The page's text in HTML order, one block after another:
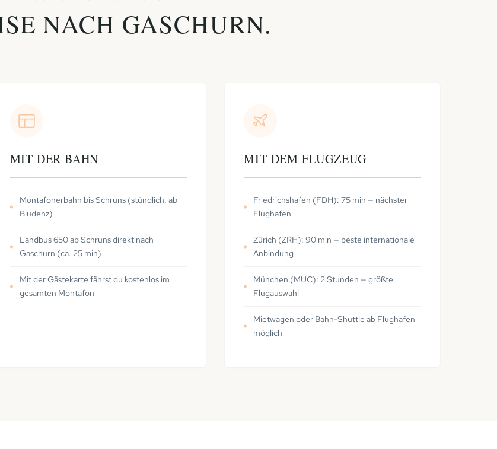
NACH GASCHURN.
MIT DER BAHN
Montafonerbahn bis Schruns (stündlich, ab
Bludenz)
Landbus 650 ab Schruns direkt nach
Gaschurn (ca. 25 min)
Mit der Gästekarte fährst du kostenlos im
gesamten Montafon
MIT DEM FLUGZEUG
Friedrichshafen (FDH): 75 min — nächster
Flughafen
Zürich (ZRH): 90 min — beste internationale
Anbindung
München (MUC): 2 Stunden — größte
Flugauswahl
Mietwagen oder Bahn-Shuttle ab Flughafen
möglich